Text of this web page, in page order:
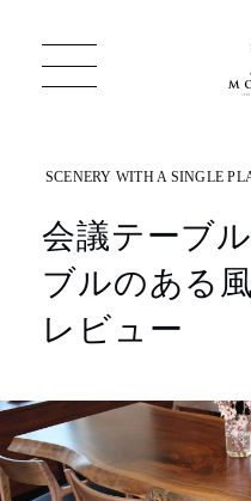
店
一枚板
MOKUBA につ
会議テーブ
ブルのある
レビュー